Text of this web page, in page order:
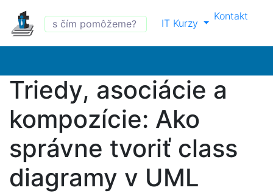
IT Kurzy
Kontakt
Triedy, asociácie a
kompozície: Ako
správne tvoriť class
diagramy v UML